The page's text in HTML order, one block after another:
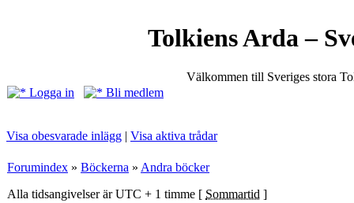
Tolkiens Arda –
Välkommen till Sveriges stora
Logga in
Bli medlem
Visa obesvarade inlägg | Visa aktiva trådar
Forumindex » Böckerna » Andra böcker
Alla tidsangivelser är UTC + 1 timme [ Sommartid ]